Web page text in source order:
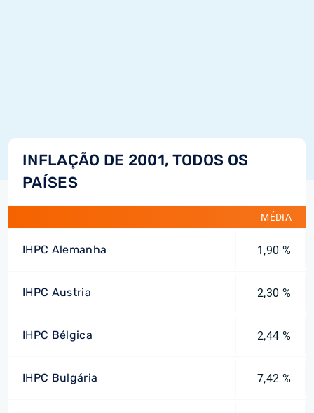
INFLAÇÃO DE 2001, TODOS OS
PAÍSES
MÉDIA
IHPC Alemanha 1,90 %
IHPC Austria 2,30 %
IHPC Bélgica 2,44 %
IHPC Bulgária 7,42 %